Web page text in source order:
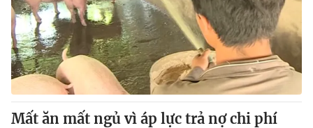
Mất ăn mất ngủ vì áp lực trả nợ chi phí